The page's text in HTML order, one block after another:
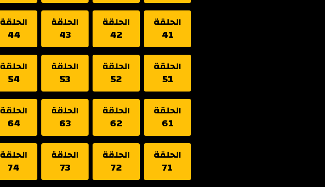
الحلقة
41
الحلقة
42
الحلقة
43
الحلقة
44
الحلقة
51
الحلقة
52
الحلقة
53
الحلقة
54
الحلقة
61
الحلقة
62
الحلقة
63
الحلقة
64
الحلقة
71
الحلقة
72
الحلقة
73
الحلقة
74